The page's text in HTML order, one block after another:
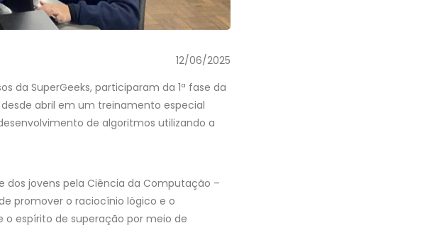
12/06/2025
da SuperGeeks, participaram da 1ª fase da
abril em um treinamento especial
de algoritmos utilizando a
dos jovens pela Ciência da Computação –
promover o raciocínio lógico e o
espírito de superação por meio de